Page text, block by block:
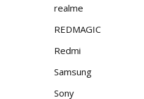
realme
REDMAGIC
Redmi
Samsung
Sony